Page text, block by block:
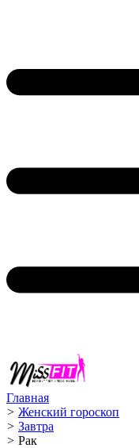
Главная
> Женский гороскоп
> Завтра
> Рак ️